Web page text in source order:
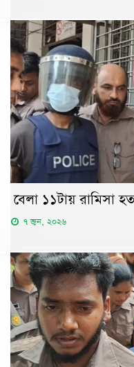
বেলা ১১টায় রামিসা
৭ জুন, ২০২৬